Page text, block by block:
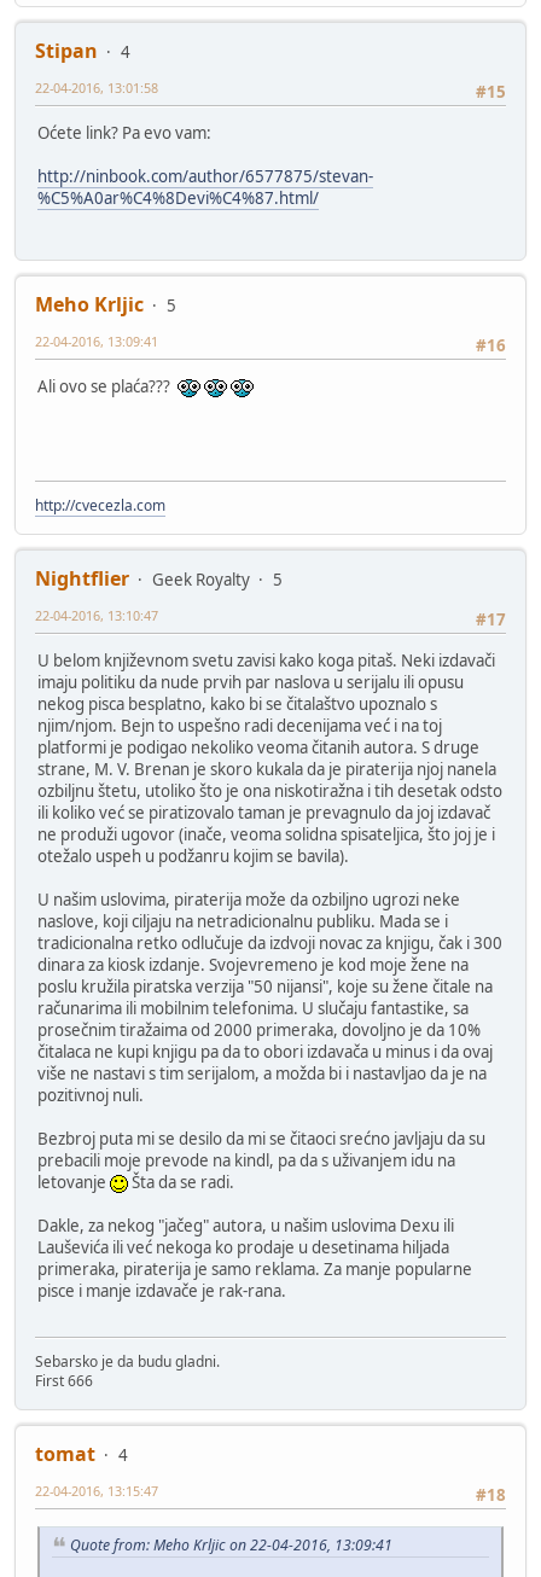
Stipan
4
#15
22-04-2016, 13:01:58
Oćete link? Pa evo vam:
http://ninbook.com/author/6577875/stevan-
%C5%A0ar%C4%8Devi%C4%87.html/
Meho Krljic
5
#16
22-04-2016, 13:09:41
Ali ovo se plaća???
http://cvecezla.com
Nightflier Geek Royalty
5
#17
22-04-2016, 13:10:47
U belom književnom svetu zavisi kako koga pitaš. Neki izdavači
imaju politiku da nude prvih par naslova u serijalu ili opusu
nekog pisca besplatno, kako bi se čitalaštvo upoznalo s
njim/njom. Bejn to uspešno radi decenijama već i na toj
platformi je podigao nekoliko veoma čitanih autora. S druge
strane, M. V. Brenan je skoro kukala da je piraterija njoj nanela
ozbiljnu štetu, utoliko što je ona niskotiražna i tih desetak odsto
ili koliko već se piratizovalo taman je prevagnulo da joj izdavač
ne produži ugovor (inače, veoma solidna spisateljica, što joj je i
otežalo uspeh u podžanru kojim se bavila).
U našim uslovima, piraterija može da ozbiljno ugrozi neke
naslove, koji ciljaju na netradicionalnu publiku. Mada se i
tradicionalna retko odlučuje da izdvoji novac za knjigu, čak i 300
dinara za kiosk izdanje. Svojevremeno je kod moje žene na
poslu kružila piratska verzija "50 nijansi", koje su žene čitale na
računarima ili mobilnim telefonima. U slučaju fantastike, sa
prosečnim tiražaima od 2000 primeraka, dovoljno je da 10%
čitalaca ne kupi knjigu pa da to obori izdavača u minus i da ovaj
više ne nastavi s tim serijalom, a možda bi i nastavljao da je na
pozitivnoj nuli.
Bezbroj puta mi se desilo da mi se čitaoci srećno javljaju da su
prebacili moje prevode na kindl, pa da s uživanjem idu na
letovanje
Šta da se radi.
Dakle, za nekog "jačeg" autora, u našim uslovima Dexu ili
Lauševića ili već nekoga ko prodaje u desetinama hiljada
primeraka, piraterija je samo reklama. Za manje popularne
pisce i manje izdavače je rak-rana.
Sebarsko je da budu gladni.
First 666
tomat
4
#18
22-04-2016, 13:15:47
Quote from: Meho Krljic on 22-04-2016, 13:09:41